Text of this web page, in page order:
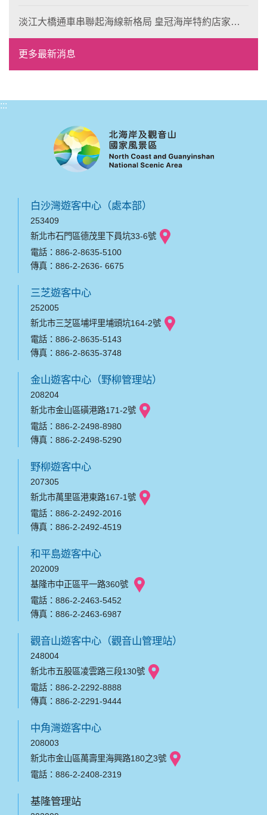
淡江大橋通車串聯起海線新格局 皇冠海岸特約店家、
風格形塑即日起開放報名
更多最新消息
:::
白沙灣遊客中心（處本部）
253409
新北市石門區德茂里下員坑33-6號
電話：886-2-8635-5100
傳真：886-2-2636- 6675
三芝遊客中心
252005
新北市三芝區埔坪里埔頭坑164-2號
電話：886-2-8635-5143
傳真：886-2-8635-3748
金山遊客中心（野柳管理站）
208204
新北市金山區磺港路171-2號
電話：886-2-2498-8980
傳真：886-2-2498-5290
野柳遊客中心
207305
新北市萬里區港東路167-1號
電話：886-2-2492-2016
傳真：886-2-2492-4519
和平島遊客中心
202009
基隆市中正區平一路360號
電話：886-2-2463-5452
傳真：886-2-2463-6987
觀音山遊客中心（觀音山管理站）
248004
新北市五股區凌雲路三段130號
電話：886-2-2292-8888
傳真：886-2-2291-9444
中角灣遊客中心
208003
新北市金山區萬壽里海興路180之3號
電話：886-2-2408-2319
基隆管理站